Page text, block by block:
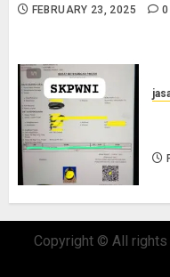
FEBRUARY 23, 2025 0
Copyright © All rights